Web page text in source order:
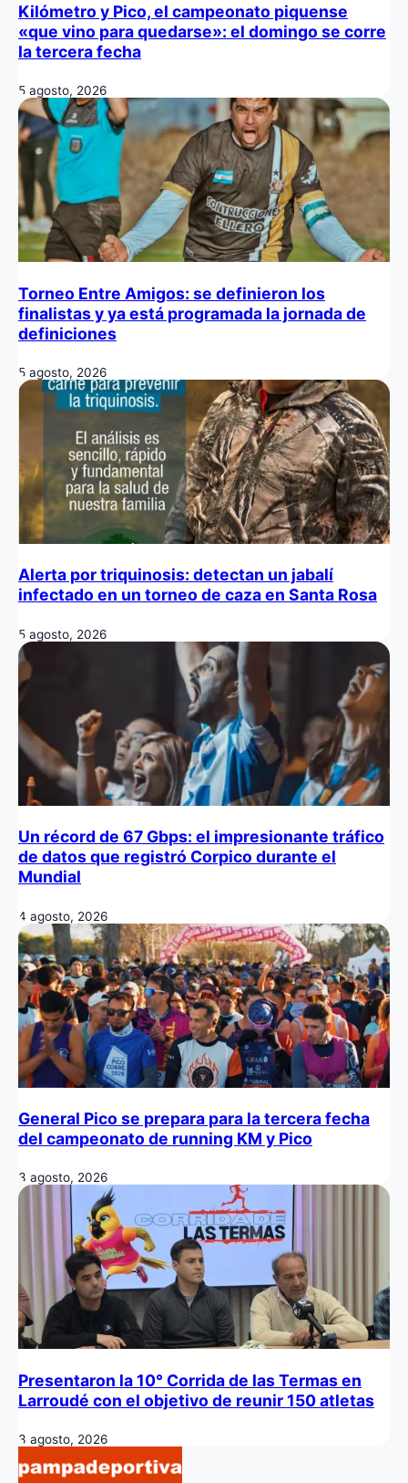
Kilómetro y Pico, el campeonato piquense
«que vino para quedarse»: el domingo se corre
la tercera fecha
5 agosto, 2026
Torneo Entre Amigos: se definieron los
finalistas y ya está programada la jornada de
definiciones
5 agosto, 2026
Alerta por triquinosis: detectan un jabalí
infectado en un torneo de caza en Santa Rosa
5 agosto, 2026
Un récord de 67 Gbps: el impresionante tráfico
de datos que registró Corpico durante el
Mundial
4 agosto, 2026
General Pico se prepara para la tercera fecha
del campeonato de running KM y Pico
3 agosto, 2026
Presentaron la 10° Corrida de las Termas en
Larroudé con el objetivo de reunir 150 atletas
3 agosto, 2026